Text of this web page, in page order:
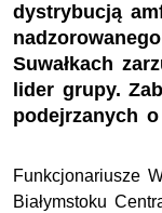
dystrybucją
Suwałkach
lider grupy.
podejrzanych
Funkcjonariusze
Białymstoku